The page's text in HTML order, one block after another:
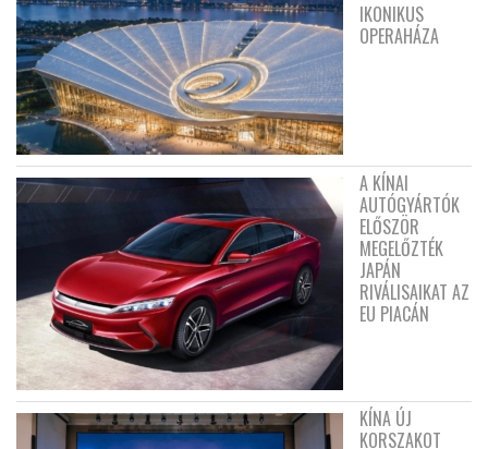
IKONIKUS
OPERAHÁZA
A KÍNAI
AUTÓGYÁRTÓK
ELŐSZÖR
MEGELŐZTÉK
JAPÁN
RIVÁLISAIKAT AZ
EU PIACÁN
KÍNA ÚJ
KORSZAKOT